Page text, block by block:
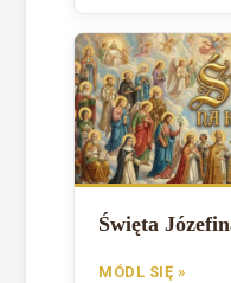
Święta
MÓDL SIĘ »